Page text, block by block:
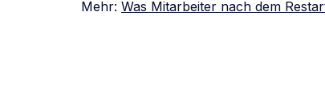
Mehr: Was Mitarbeiter nach dem